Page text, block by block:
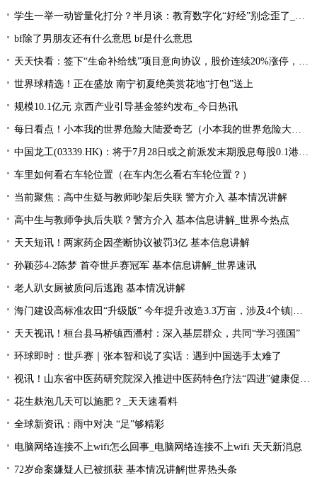
学生一举一动皆量化打分？半月谈：教育数字化“好经”别念歪了_环球今亮点
bf除了男朋友还有什么意思 bf是什么意思
天天快看：签下“生命补给线”项目意向协议，股价连续20%涨停，这家公司获机构扎堆关注
世界球精选！正在盛放 南宁初夏绝美赏花地“打包”送上
规模10.1亿元 京西产业引导基金签约发布_今日热讯
每日看点！小本我的世界危险大陆爱奇艺（小本我的世界危险大陆）
中国龙工(03339.HK)：将于7月28日或之前派发末期股息每股0.1港元-世界微资讯
车里如何看右车轮位置（在车内怎么看右车轮位置？）
当前聚焦：高中生疑与教师吵架后失联 警方介入 基本情况讲解
高中生与教师争执后失联？警方介入 基本信息讲解_世界今热点
天天短讯！两家药企因垄断协议被罚3亿 基本信息讲解
孙颖莎4-2陈梦 首夺世乒赛冠军 基本信息讲解_世界速讯
老人趴女厕被质问后逃跑 基本情况讲解
海门建设高标准农田“升级版” 今年提升改造3.3万亩，涉及4个镇|每日速读
天天视讯！桓台县马桥镇西潘村：深入基层群众，共同“学习强国”
环球即时：世乒赛｜张本智和说了实话：遇到中国选手太难了
视讯！山东省中医药研究院深入推进中医药特色疗法“四进”健康促进行动
花生麸泡几天可以施肥？_天天速看料
全球新资讯：雨中对决 “足”够精彩
电脑网络连接不上wifi怎么回事_电脑网络连接不上wifi 天天新消息
72岁命案嫌疑人已被抓获 基本情况讲解|世界热头条